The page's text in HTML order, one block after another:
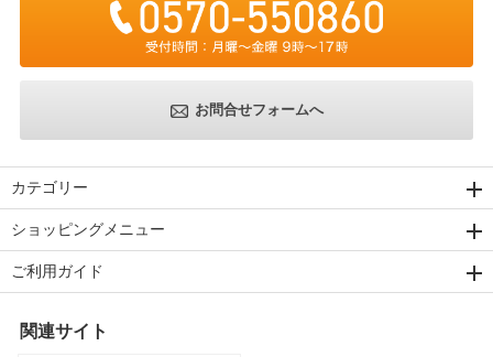
お問合せフォームへ
カテゴリー
ショッピングメニュー
ご利用ガイド
関連サイト